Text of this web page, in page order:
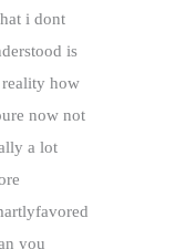
i dont
is
how
now not
a lot
you